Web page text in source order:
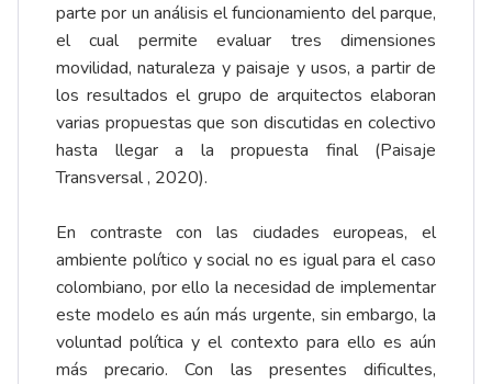
parte por un análisis el funcionamiento del parque,
el cual permite evaluar tres dimensiones
movilidad, naturaleza y paisaje y usos, a partir de
los resultados el grupo de arquitectos elaboran
varias propuestas que son discutidas en colectivo
hasta llegar a la propuesta final (Paisaje
Transversal , 2020).
En contraste con las ciudades europeas, el
ambiente político y social no es igual para el caso
colombiano, por ello la necesidad de implementar
este modelo es aún más urgente, sin embargo, la
voluntad política y el contexto para ello es aún
más precario. Con las presentes dificultes,